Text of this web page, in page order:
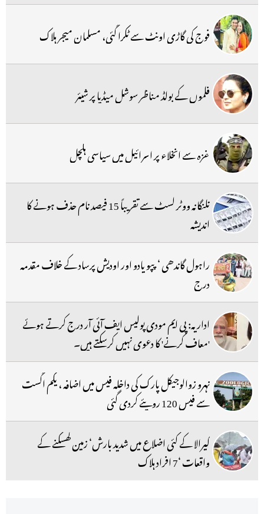
فوج کی گاڑی اونٹ سے ٹکرا گئی، مسلمان میجر ہلاک
فلموں کے بولڈ مناظر سوشل میڈیا پر شیئر
غزہ سے انخلاء پر اسرائیل میں سیاسی ہلچل
تلنگانہ ووٹر لسٹ سے تقریباً 15 فیصد نام حذف ہونے کا
اندیشہ
راہول گاندھی ‘ پپو یادو اور اودیش پرساد کے خلاف مقدمہ
درج
اداریہ: پی ایم مودی پولیس ایف آئی آر درج کرتے ہوئے
'معاف کرنے' کا دعوی نہیں کرسکتے ہیں۔
نہرو زوالوجیکل پارک کی داخلہ فیس میں اضافہ ، یکم اگست
سے فیس 120 روپئے کردی گئی
کیرالا کے کئی اضلاع میں شدید بارش‘ زمین کھسکنے کے
واقعات ‘7 افراد ہلاک